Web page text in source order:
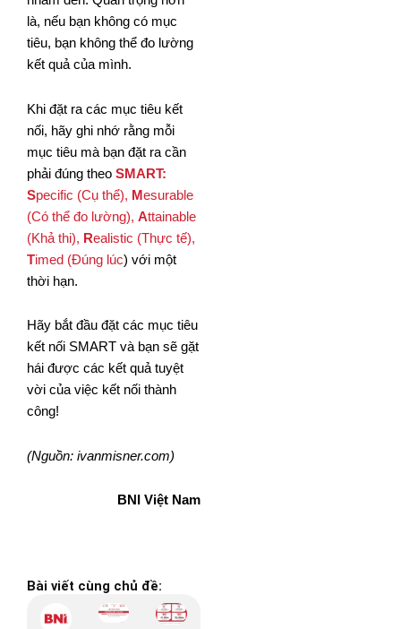
là, nếu bạn không có mục
tiêu, bạn không thể đo lường
kết quả của mình.
Khi đặt ra các mục tiêu kết
nối, hãy ghi nhớ rằng mỗi
mục tiêu mà bạn đặt ra cần
phải đúng theo SMART:
Specific (Cụ thể), Mesurable
(Có thể đo lường), Attainable
(Khả thi), Realistic (Thực tế),
Timed (Đúng lúc) với một
thời hạn.
Hãy bắt đầu đặt các mục tiêu
kết nối SMART và bạn sẽ gặt
hái được các kết quả tuyệt
vời của việc kết nối thành
công!
(Nguồn: ivanmisner.com)
BNI Việt Nam
Bài viết cùng chủ đề: